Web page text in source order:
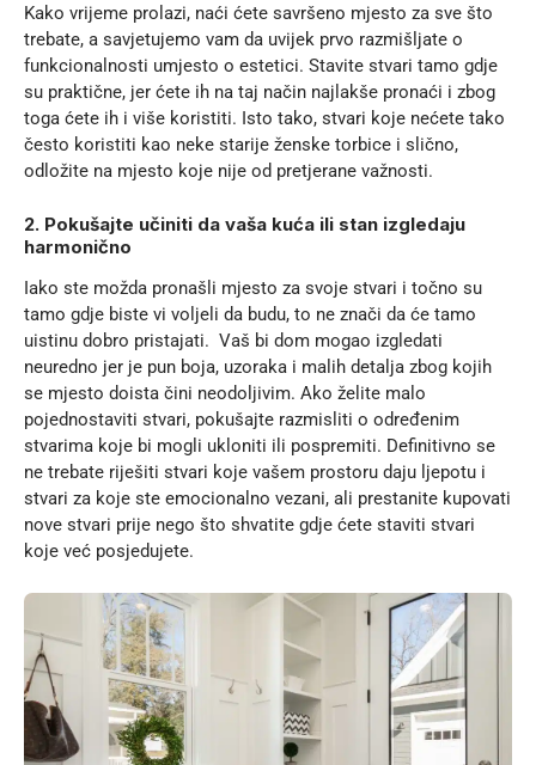
Kako vrijeme prolazi, naći ćete savršeno mjesto za sve što
trebate, a savjetujemo vam da uvijek prvo razmišljate o
funkcionalnosti umjesto o estetici. Stavite stvari tamo gdje
su praktične, jer ćete ih na taj način najlakše pronaći i zbog
toga ćete ih i više koristiti. Isto tako, stvari koje nećete tako
često koristiti kao neke starije ženske torbice i slično,
odložite na mjesto koje nije od pretjerane važnosti.
2. Pokušajte učiniti da vaša kuća ili stan izgledaju
harmonično
Iako ste možda pronašli mjesto za svoje stvari i točno su
tamo gdje biste vi voljeli da budu, to ne znači da će tamo
uistinu dobro pristajati. Vaš bi dom mogao izgledati
neuredno jer je pun boja, uzoraka i malih detalja zbog kojih
se mjesto doista čini neodoljivim. Ako želite malo
pojednostaviti stvari, pokušajte razmisliti o određenim
stvarima koje bi mogli ukloniti ili pospremiti. Definitivno se
ne trebate riješiti stvari koje vašem prostoru daju ljepotu i
stvari za koje ste emocionalno vezani, ali prestanite kupovati
nove stvari prije nego što shvatite gdje ćete staviti stvari
koje već posjedujete.